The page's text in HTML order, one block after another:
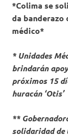
*Colima se
da banderazo
médico*
* Unidades
brindarán
próximos 15
huracán ‘Otis’
**
solidaridad de